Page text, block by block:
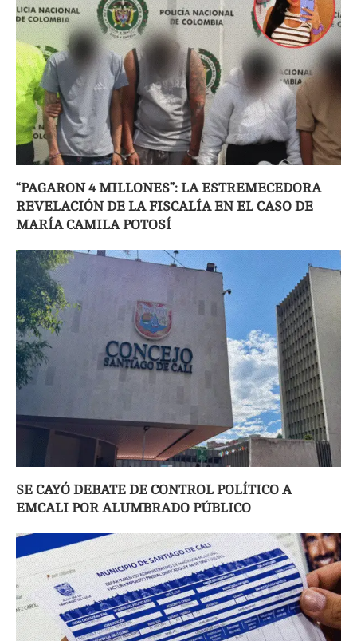
“PAGARON 4 MILLONES”: LA ESTREMECEDORA
REVELACIÓN DE LA FISCALÍA EN EL CASO DE
MARÍA CAMILA POTOSÍ
SE CAYÓ DEBATE DE CONTROL POLÍTICO A
EMCALI POR ALUMBRADO PÚBLICO